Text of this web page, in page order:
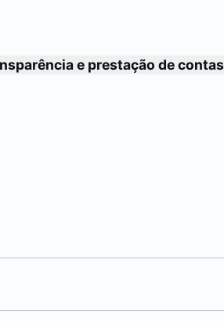
e prestação de contas